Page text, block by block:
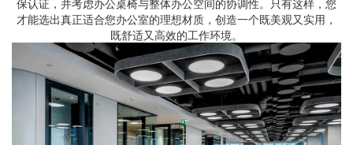
保认证，并考虑办公桌椅与整体办公空间的协调性。只有这样，您
才能选出真正适合您办公室的理想材质，创造一个既美观又实用，
既舒适又高效的工作环境。